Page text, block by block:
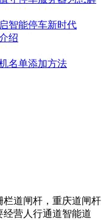
智能停车新时代
绍
名单添加方法
道闸杆，重庆道闸杆
营人行通道智能道